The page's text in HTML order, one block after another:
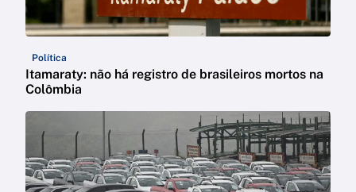
Política
Itamaraty: não há registro de brasileiros mortos na
Colômbia